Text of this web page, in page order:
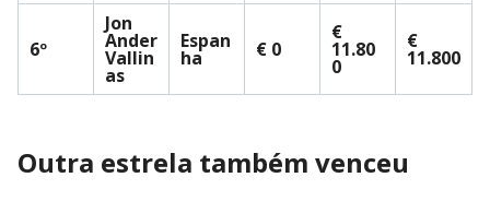
6º
Jon
Ander
Vallin
as
Espan
ha € 0
€
11.80
0
€
11.800
Outra estrela também venceu